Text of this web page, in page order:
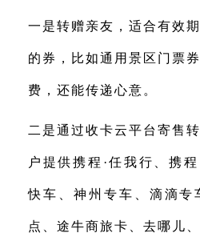
一是转赠亲友，适合有效
的券，比如通用景区门票
费，还能传递心意。
二是通过收卡云平台寄售转
户提供携程·任我行、携
快车、神州专车、滴滴专
点、途牛商旅卡、去哪儿